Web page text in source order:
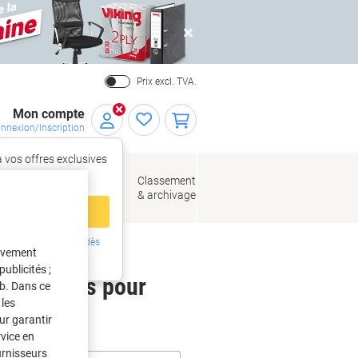
Close
Prix excl. TVA.
Mon compte
Inscription
vos offres exclusives
Inscrivez-vous dès
de bureau
Classement
& archivage
pour
;
Dans ce
garantir
en